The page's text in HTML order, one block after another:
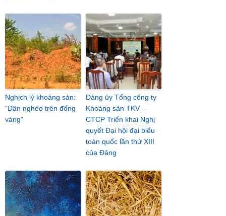
Nghịch lý khoáng sản:
“Dân nghèo trên đống
vàng”
Đảng ủy Tổng công ty
Khoáng sản TKV –
CTCP Triển khai Nghị
quyết Đại hội đại biểu
toàn quốc lần thứ XIII
của Đảng